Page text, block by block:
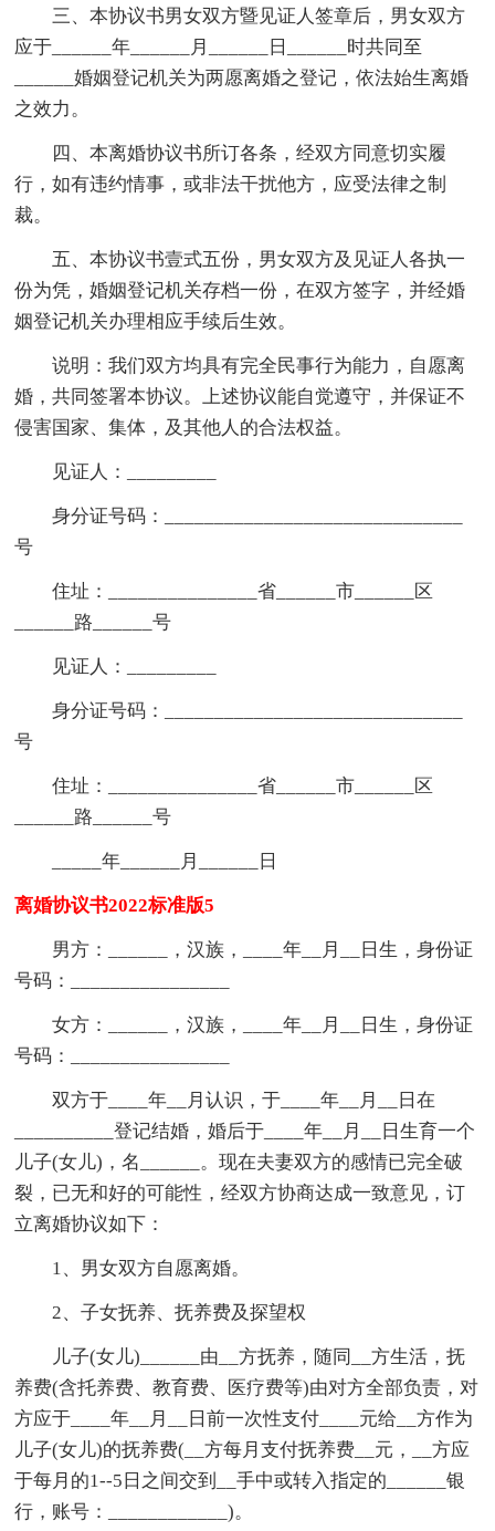
三、本协议书男女双方暨见证人签章后，男女双方
应于______年______月______日______时共同至
______婚姻登记机关为两愿离婚之登记，依法始生离婚
之效力。
四、本离婚协议书所订各条，经双方同意切实履
行，如有违约情事，或非法干扰他方，应受法律之制
裁。
五、本协议书壹式五份，男女双方及见证人各执一
份为凭，婚姻登记机关存档一份，在双方签字，并经婚
姻登记机关办理相应手续后生效。
说明：我们双方均具有完全民事行为能力，自愿离
婚，共同签署本协议。上述协议能自觉遵守，并保证不
侵害国家、集体，及其他人的合法权益。
见证人：_________
身分证号码：______________________________
号
住址：_______________省______市______区
______路______号
见证人：_________
身分证号码：______________________________
号
住址：_______________省______市______区
______路______号
_____年______月______日
离婚协议书2022标准版5
男方：______，汉族，____年__月__日生，身份证
号码：________________
女方：______，汉族，____年__月__日生，身份证
号码：________________
双方于____年__月认识，于____年__月__日在
__________登记结婚，婚后于____年__月__日生育一个
儿子(女儿)，名______。现在夫妻双方的感情已完全破
裂，已无和好的可能性，经双方协商达成一致意见，订
立离婚协议如下：
1、男女双方自愿离婚。
2、子女抚养、抚养费及探望权
儿子(女儿)______由__方抚养，随同__方生活，抚
养费(含托养费、教育费、医疗费等)由对方全部负责，对
方应于____年__月__日前一次性支付____元给__方作为
儿子(女儿)的抚养费(__方每月支付抚养费__元，__方应
于每月的1--5日之间交到__手中或转入指定的______银
行，账号：____________)。